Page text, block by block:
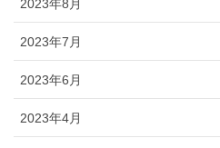
2023年8月
2023年7月
2023年6月
2023年4月